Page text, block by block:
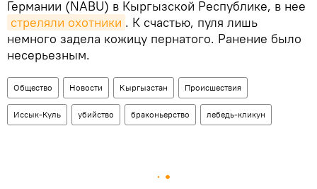
Германии (NABU) в Кыргызской Республике, в нее
стреляли охотники . К счастью, пуля лишь
немного задела кожицу пернатого. Ранение было
несерьезным.
Общество Новости Кыргызстан Происшествия
Иссык-Куль убийство браконьерство лебедь-кликун